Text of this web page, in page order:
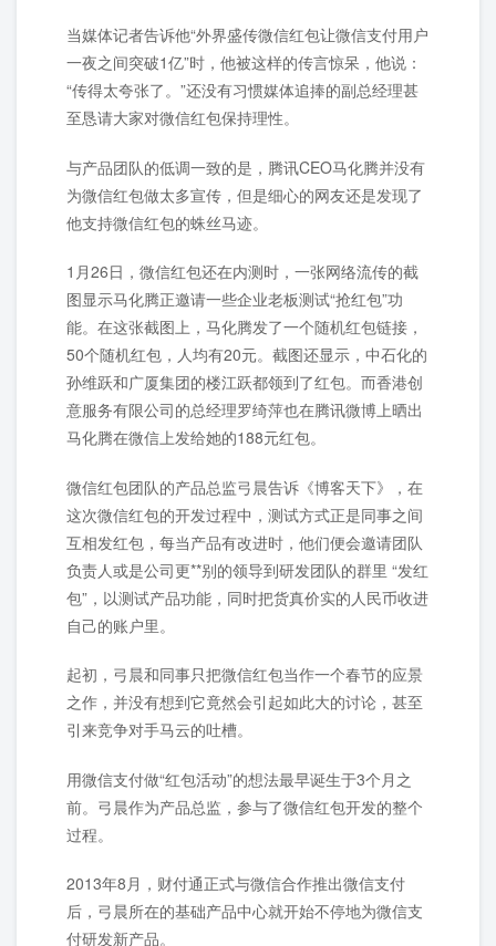
当媒体记者告诉他“外界盛传微信红包让微信支付用户
一夜之间突破1亿”时，他被这样的传言惊呆，他说：
“传得太夸张了。”还没有习惯媒体追捧的副总经理甚
至恳请大家对微信红包保持理性。
与产品团队的低调一致的是，腾讯CEO马化腾并没有
为微信红包做太多宣传，但是细心的网友还是发现了
他支持微信红包的蛛丝马迹。
1月26日，微信红包还在内测时，一张网络流传的截
图显示马化腾正邀请一些企业老板测试“抢红包”功
能。在这张截图上，马化腾发了一个随机红包链接，
50个随机红包，人均有20元。截图还显示，中石化的
孙维跃和广厦集团的楼江跃都领到了红包。而香港创
意服务有限公司的总经理罗绮萍也在腾讯微博上晒出
马化腾在微信上发给她的188元红包。
微信红包团队的产品总监弓晨告诉《博客天下》，在
这次微信红包的开发过程中，测试方式正是同事之间
互相发红包，每当产品有改进时，他们便会邀请团队
负责人或是公司更**别的领导到研发团队的群里 “发红
包”，以测试产品功能，同时把货真价实的人民币收进
自己的账户里。
起初，弓晨和同事只把微信红包当作一个春节的应景
之作，并没有想到它竟然会引起如此大的讨论，甚至
引来竞争对手马云的吐槽。
用微信支付做“红包活动”的想法最早诞生于3个月之
前。弓晨作为产品总监，参与了微信红包开发的整个
过程。
2013年8月，财付通正式与微信合作推出微信支付
后，弓晨所在的基础产品中心就开始不停地为微信支
付研发新产品。